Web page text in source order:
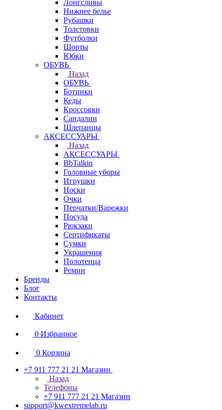
Лонгсливы
Нижнее белье
Рубашки
Толстовки
Футболки
Шорты
Юбки
ОБУВЬ
Назад
ОБУВЬ
Ботинки
Кеды
Кроссовки
Сандалии
Шлепанцы
АКСЕССУАРЫ
Назад
АКСЕССУАРЫ
BbTalkin
Головные уборы
Игрушки
Носки
Очки
Перчатки/Варежки
Посуда
Рюкзаки
Сертификаты
Сумки
Украшения
Полотенца
Ремни
Бренды
Блог
Контакты
Кабинет
0 Избранное
0 Корзина
+7 911 777 21 21 Магазин
Назад
Телефоны
+7 911 777 21 21 Магазин
support@kwextremelab.ru